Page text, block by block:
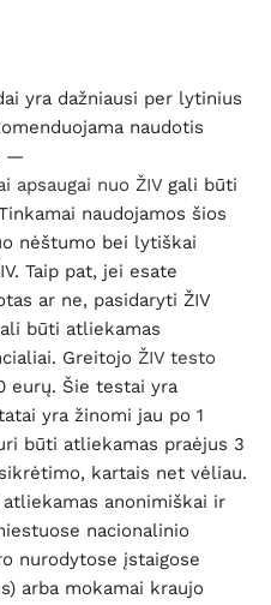
yra dažniausi per lytinius
naudotis
—
apsaugai nuo ŽIVgali būti
naudojamos šios
nėštumo bei lytiškai
Taip pat, jei esate
ar ne, pasidaryti ŽIV
būti atliekamas
Greitojo ŽIV testo
eurų. Šie testai yra
yra žinomi jau po 1
būti atliekamas praėjus 3
kartais net vėliau.
anonimiškai ir
nacionalinio
nurodytose įstaigose
arba mokamai kraujo